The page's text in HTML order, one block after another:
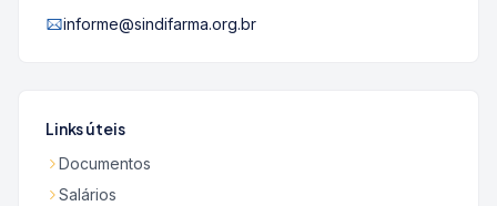
informe@sindifarma.org.br
Links úteis
Documentos
Salários